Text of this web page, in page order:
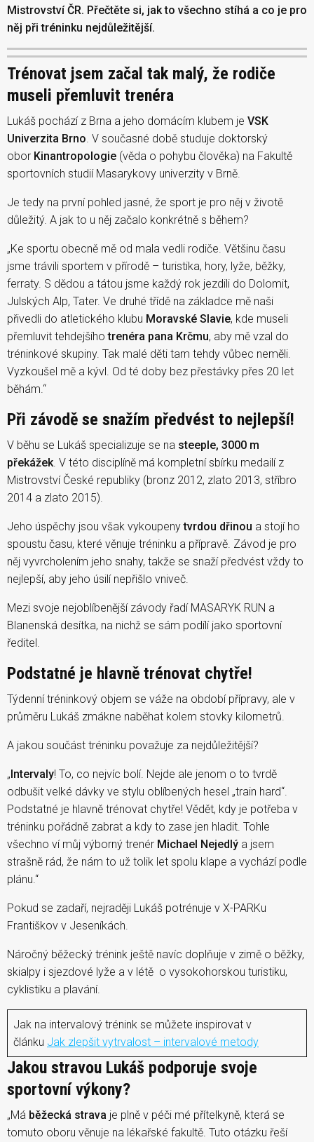
Mistrovství ČR. Přečtěte si, jak to všechno stíhá a co je pro
něj při tréninku nejdůležitější.
Trénovat jsem začal tak malý, že rodiče
museli přemluvit trenéra
Lukáš pochází z Brna a jeho domácím klubem je VSK
Univerzita Brno . V současné době studuje doktorský
obor Kinantropologie (věda o pohybu člověka) na Fakultě
sportovních studií Masarykovy univerzity v Brně.
Je tedy na první pohled jasné, že sport je pro něj v životě
důležitý. A jak to u něj začalo konkrétně s během?
„Ke sportu obecně mě od mala vedli rodiče. Většinu času
jsme trávili sportem v přírodě – turistika, hory, lyže, běžky,
ferraty. S dědou a tátou jsme každý rok jezdili do Dolomit,
Julských Alp, Tater. Ve druhé třídě na základce mě naši
přivedli do atletického klubu Moravské Slavie, kde museli
přemluvit tehdejšíhotrenéra pana Krčmu, aby mě vzal do
tréninkové skupiny. Tak malé děti tam tehdy vůbec neměli.
Vyzkoušel mě a kývl. Od té doby bez přestávky přes 20 let
běhám.“
Při závodě se snažím předvést to nejlepší!
V běhu se Lukáš specializuje se na steeple, 3000 m
překážek . V této disciplíně má kompletní sbírku medailí z
Mistrovství České republiky (bronz 2012, zlato 2013, stříbro
2014 a zlato 2015).
Jeho úspěchy jsou však vykoupenytvrdou dřinou a stojí ho
spoustu času, které věnuje tréninku a přípravě. Závod je pro
něj vyvrcholením jeho snahy, takže se snaží předvést vždy to
nejlepší, aby jeho úsilí nepřišlo vniveč.
Mezi svoje nejoblíbenější závody řadí MASARYK RUN a
Blanenská desítka, na nichž se sám podílí jako sportovní
ředitel.
Podstatné je hlavně trénovat chytře!
Týdenní tréninkový objem se váže na období přípravy, ale v
průměru Lukáš zmákne naběhat kolem stovky kilometrů.
A jakou součást tréninku považuje za nejdůležitější?
„Intervaly! To, co nejvíc bolí. Nejde ale jenom o to tvrdě
odbušit velké dávky ve stylu oblíbených hesel „train hard“.
Podstatné je hlavně trénovat chytře! Vědět, kdy je potřeba v
tréninku pořádně zabrat a kdy to zase jen hladit. Tohle
všechno ví můj výborný trenér Michael Nejedlý a jsem
strašně rád, že nám to už tolik let spolu klape a vychází podle
plánu.“
Pokud se zadaří, nejraději Lukáš potrénuje v X-PARKu
Františkov v Jeseníkách.
Náročný běžecký trénink ještě navíc doplňuje v zimě o běžky,
skialpy i sjezdové lyže a v létě o vysokohorskou turistiku,
cyklistiku a plavání.
Jak na intervalový trénink se můžete inspirovat v
článku Jak zlepšit vytrvalost – intervalové metody
Jakou stravou Lukáš podporuje svoje
sportovní výkony?
„Má běžecká strava je plně v péči mé přítelkyně, která se
tomuto oboru věnuje na lékařské fakultě. Tuto otázku řeší